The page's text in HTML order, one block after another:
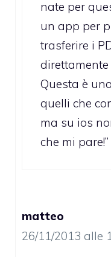
nate per
un app per
trasferire i
Questa è
quelli che
ma su ios
che mi
matteo
26/11/2013 alle